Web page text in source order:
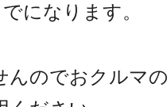
になります。
のでおクルマ